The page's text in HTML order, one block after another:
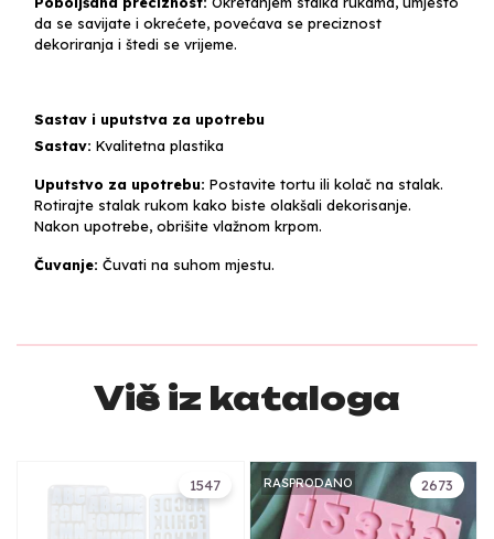
da se savijate i okrećete, povećava se preciznost
dekoriranja i štedi se vrijeme.
Sastav i uputstva za upotrebu
Sastav: Kvalitetna plastika
Uputstvo za upotrebu: Postavite tortu ili kolač na stalak.
Rotirajte stalak rukom kako biste olakšali dekorisanje.
Nakon upotrebe, obrišite vlažnom krpom.
Čuvanje: Čuvati na suhom mjestu.
Više iz kataloga
1547 2673
RASPRODANO